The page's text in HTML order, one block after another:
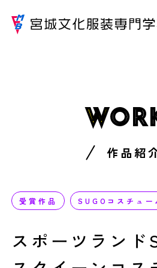
W
作品紹
受賞作品 SUGOコスチュー
スポーツランド